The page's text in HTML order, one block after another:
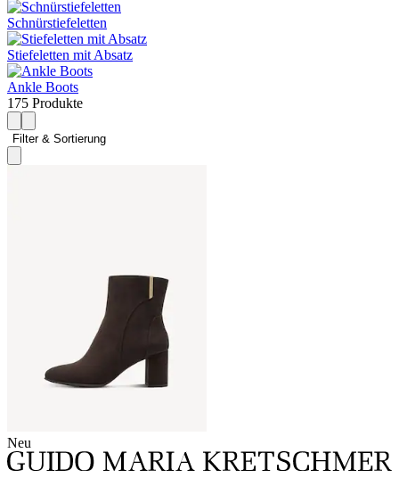
Schnürstiefeletten
Stiefeletten mit Absatz
Ankle Boots
175 Produkte
Neu